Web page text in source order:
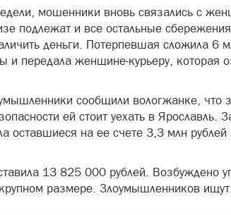
мошенники вновь связались с
подлежат и все остальные
деньги. Потерпевшая сложила 6
и передала женщине-курьеру, которая
сообщили вологжанке, что
ей стоит уехать в Ярославль.
оставшиеся на ее счете 3,3 млн рублей
13 825 000 рублей. Возбуждено
размере. Злоумышленников